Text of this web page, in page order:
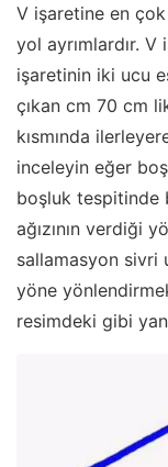
V işaretine en
yol ayrımlardır. V
işaretinin iki ucu
çıkan cm 70 cm
kısmında
inceleyin eğer
boşluk tespitinde
ağızının verdiği
sallamasyon sivri
yöne
resimdeki gibi